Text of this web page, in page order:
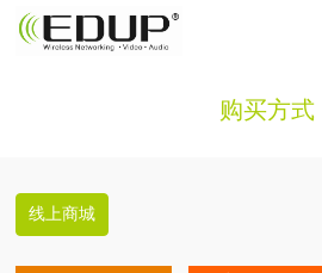
购买方式
线上商城